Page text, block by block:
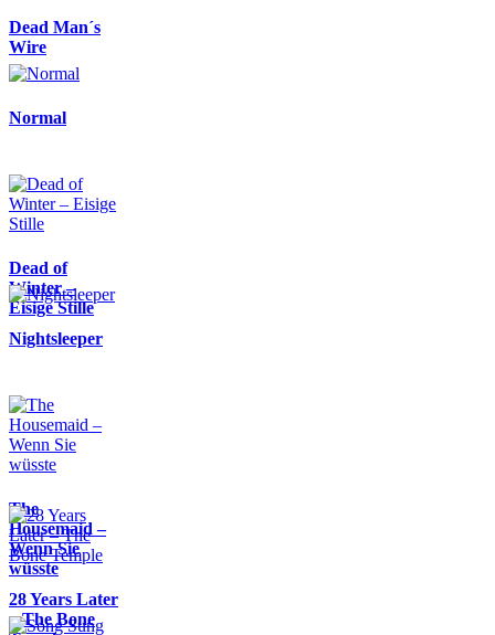
Dead Man´s
Wire
Normal
Dead of
Winter –
Eisige Stille
Nightsleeper
The
Housemaid –
Wenn Sie
wüsste
28 Years Later
– The Bone